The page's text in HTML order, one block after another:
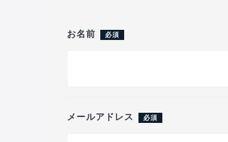
お名前 必須
メールアドレス 必須